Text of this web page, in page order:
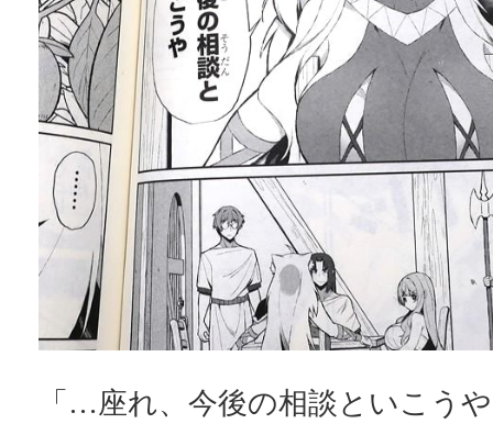
「…座れ、今後の相談といこう